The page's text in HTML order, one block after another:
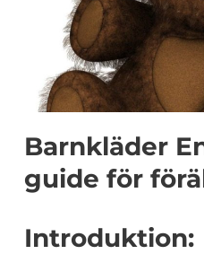
Barnkläder
guide för
Introduktion: